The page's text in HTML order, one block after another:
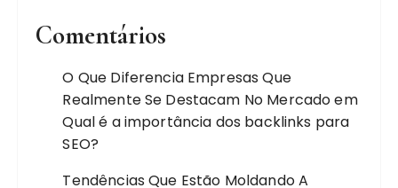
Comentários
O Que Diferencia Empresas Que
Realmente Se Destacam No Mercadoem
Qual é a importância dos backlinks para
SEO?
Tendências Que Estão Moldando A